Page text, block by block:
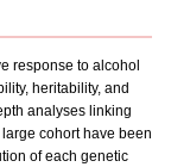
response to alcohol
heritability, and
analyses linking
cohort have been
of each genetic